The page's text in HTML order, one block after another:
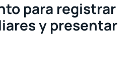
para registrar
y presentar